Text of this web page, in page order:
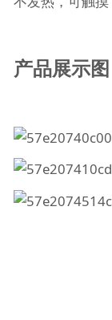
产品展示图